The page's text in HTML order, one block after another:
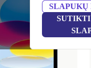
SLAPUKŲ
SUTIKTI